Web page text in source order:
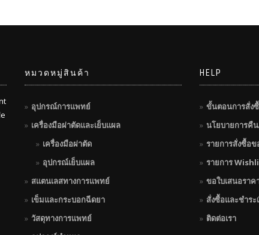
หมวดหมู่สินค้า
อุปกรณ์การแพทย์
เครื่องมือผ่าตัดและเย็บแผล
เครื่องมือผ่าตัด
อุปกรณ์เย็บแผล
สแตนเลสทางการแพทย์
เข็มและกระบอกฉีดยา
วัสดุทางการแพทย์
HELP
ขั้นตอนการสั่ง
นโยบายการคื
รายการสั่งซื้อ
รายการ
ขอใบเสนอรา
สั่งซื้อและชำระ
ติดต่อเรา